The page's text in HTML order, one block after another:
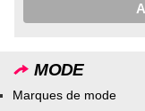
MODE
Marques de mode